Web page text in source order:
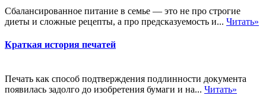
Сбалансированное питание в семье — это не про строгие
диеты и сложные рецепты, а про предсказуемость и... Читать»
Краткая история печатей
Печать как способ подтверждения подлинности документа
появилась задолго до изобретения бумаги и на... Читать»